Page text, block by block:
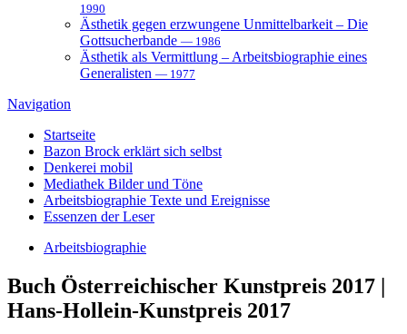
1990
Ästhetik gegen erzwungene Unmittelbarkeit – Die
Gottsucherbande — 1986
Ästhetik als Vermittlung – Arbeitsbiographie eines
Generalisten — 1977
Navigation
Startseite
Bazon Brock erklärt sich selbst
Denkerei mobil
Mediathek Bilder und Töne
Arbeitsbiographie Texte und Ereignisse
Essenzen der Leser
Arbeitsbiographie
Buch Österreichischer Kunstpreis 2017 |
Hans-Hollein-Kunstpreis 2017